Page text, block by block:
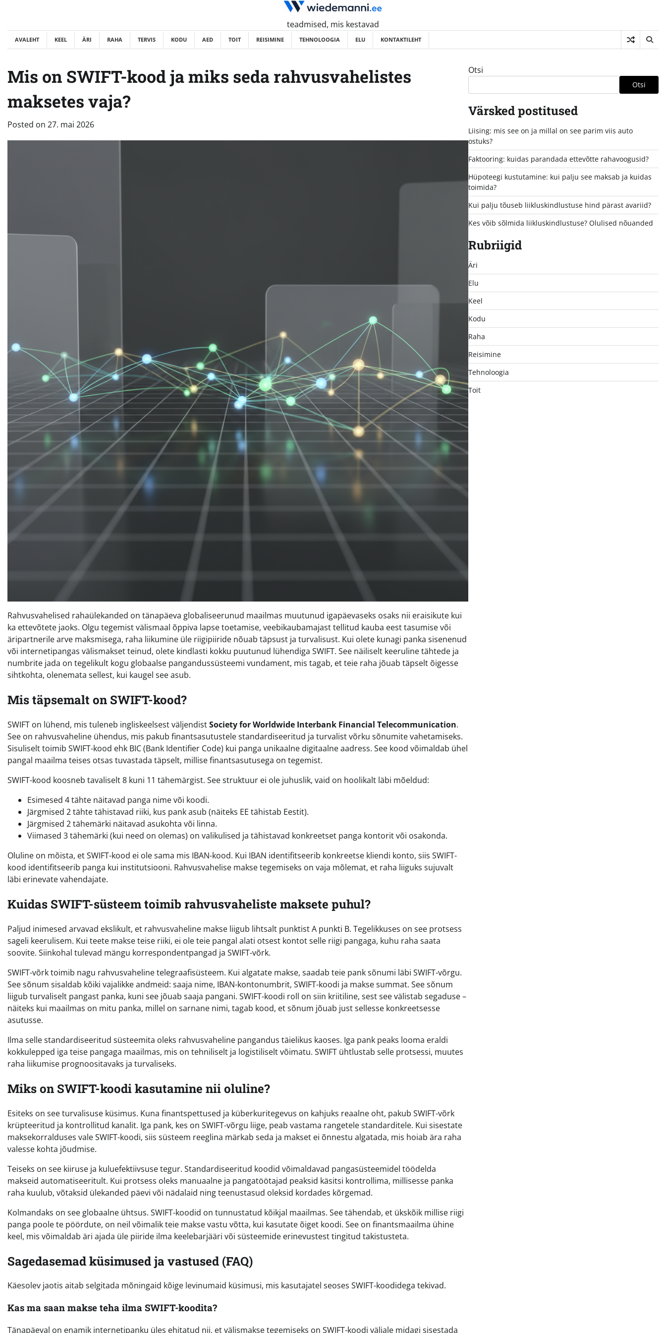
content
teadmised, mis kestavad
AVALEHT KEEL ÄRI RAHA TERVIS KODU AED TOIT REISIMINE TEHNOLOOGIA ELU KONTAKTILEHT
Mis on SWIFT-kood ja miks seda rahvusvahelistes
maksetes vaja?
Posted on 27. mai 2026
Rahvusvahelised rahaülekanded on tänapäeva globaliseerunud maailmas muutunud igapäevaseks osaks nii eraisikute kui
ka ettevõtete jaoks. Olgu tegemist välismaal õppiva lapse toetamise, veebikaubamajast tellitud kauba eest tasumise või
äripartnerile arve maksmisega, raha liikumine üle riigipiiride nõuab täpsust ja turvalisust. Kui olete kunagi panka sisenenud
või internetipangas välismakset teinud, olete kindlasti kokku puutunud lühendiga SWIFT. See näiliselt keeruline tähtede ja
numbrite jada on tegelikult kogu globaalse pangandussüsteemi vundament, mis tagab, et teie raha jõuab täpselt õigesse
sihtkohta, olenemata sellest, kui kaugel see asub.
Mis täpsemalt on SWIFT-kood?
SWIFT on lühend, mis tuleneb ingliskeelsest väljendistSociety for Worldwide Interbank Financial Telecommunication.
See on rahvusvaheline ühendus, mis pakub finantsasutustele standardiseeritud ja turvalist võrku sõnumite vahetamiseks.
Sisuliselt toimib SWIFT-kood ehk BIC (Bank Identifier Code) kui panga unikaalne digitaalne aadress. See kood võimaldab ühel
pangal maailma teises otsas tuvastada täpselt, millise finantsasutusega on tegemist.
SWIFT-kood koosneb tavaliselt 8 kuni 11 tähemärgist. See struktuur ei ole juhuslik, vaid on hoolikalt läbi mõeldud:
Esimesed 4 tähte näitavad panga nime või koodi.
Järgmised 2 tähte tähistavad riiki, kus pank asub (näiteks EE tähistab Eestit).
Järgmised 2 tähemärki näitavad asukohta või linna.
Viimased 3 tähemärki (kui need on olemas) on valikulised ja tähistavad konkreetset panga kontorit või osakonda.
Oluline on mõista, et SWIFT-kood ei ole sama mis IBAN-kood. Kui IBAN identifitseerib konkreetse kliendi konto, siis SWIFT-
kood identifitseerib panga kui institutsiooni. Rahvusvahelise makse tegemiseks on vaja mõlemat, et raha liiguks sujuvalt
läbi erinevate vahendajate.
Kuidas SWIFT-süsteem toimib rahvusvaheliste maksete puhul?
Paljud inimesed arvavad ekslikult, et rahvusvaheline makse liigub lihtsalt punktist A punkti B. Tegelikkuses on see protsess
sageli keerulisem. Kui teete makse teise riiki, ei ole teie pangal alati otsest kontot selle riigi pangaga, kuhu raha saata
soovite. Siinkohal tulevad mängu korrespondentpangad ja SWIFT-võrk.
SWIFT-võrk toimib nagu rahvusvaheline telegraafisüsteem. Kui algatate makse, saadab teie pank sõnumi läbi SWIFT-võrgu.
See sõnum sisaldab kõiki vajalikke andmeid: saaja nime, IBAN-kontonumbrit, SWIFT-koodi ja makse summat. See sõnum
liigub turvaliselt pangast panka, kuni see jõuab saaja pangani. SWIFT-koodi roll on siin kriitiline, sest see välistab segaduse –
näiteks kui maailmas on mitu panka, millel on sarnane nimi, tagab kood, et sõnum jõuab just sellesse konkreetsesse
asutusse.
Ilma selle standardiseeritud süsteemita oleks rahvusvaheline pangandus täielikus kaoses. Iga pank peaks looma eraldi
kokkulepped iga teise pangaga maailmas, mis on tehniliselt ja logistiliselt võimatu. SWIFT ühtlustab selle protsessi, muutes
raha liikumise prognoositavaks ja turvaliseks.
Miks on SWIFT-koodi kasutamine nii oluline?
Esiteks on see turvalisuse küsimus. Kuna finantspettused ja küberkuritegevus on kahjuks reaalne oht, pakub SWIFT-võrk
krüpteeritud ja kontrollitud kanalit. Iga pank, kes on SWIFT-võrgu liige, peab vastama rangetele standarditele. Kui sisestate
maksekorralduses vale SWIFT-koodi, siis süsteem reeglina märkab seda ja makset ei õnnestu algatada, mis hoiab ära raha
valesse kohta jõudmise.
Teiseks on see kiiruse ja kuluefektiivsuse tegur. Standardiseeritud koodid võimaldavad pangasüsteemidel töödelda
makseid automatiseeritult. Kui protsess oleks manuaalne ja pangatöötajad peaksid käsitsi kontrollima, millisesse panka
raha kuulub, võtaksid ülekanded päevi või nädalaid ning teenustasud oleksid kordades kõrgemad.
Kolmandaks on see globaalne ühtsus. SWIFT-koodid on tunnustatud kõikjal maailmas. See tähendab, et ükskõik millise riigi
panga poole te pöördute, on neil võimalik teie makse vastu võtta, kui kasutate õiget koodi. See on finantsmaailma ühine
keel, mis võimaldab äri ajada üle piiride ilma keelebarjääri või süsteemide erinevustest tingitud takistusteta.
Sagedasemad küsimused ja vastused (FAQ)
Käesolev jaotis aitab selgitada mõningaid kõige levinumaid küsimusi, mis kasutajatel seoses SWIFT-koodidega tekivad.
Kas ma saan makse teha ilma SWIFT-koodita?
Tänapäeval on enamik internetipanku üles ehitatud nii, et välismakse tegemiseks on SWIFT-koodi väljale midagi sisestada
Otsi
Otsi
Värsked postitused
Liising: mis see on ja millal on see parim viis auto
ostuks?
Faktooring: kuidas parandada ettevõtte rahavoogusid?
Hüpoteegi kustutamine: kui palju see maksab ja kuidas
toimida?
Kui palju tõuseb liikluskindlustuse hind pärast avariid?
Kes võib sõlmida liikluskindlustuse? Olulised nõuanded
Rubriigid
Äri
Elu
Keel
Kodu
Raha
Reisimine
Tehnoloogia
Toit